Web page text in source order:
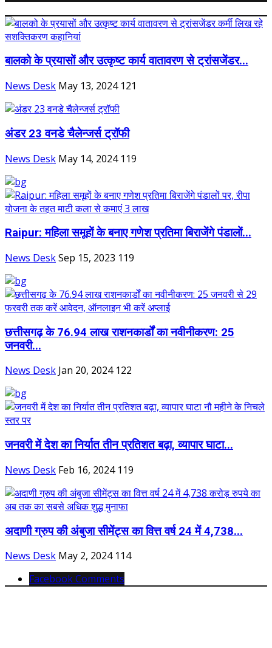
बालको के प्रयासों और उत्कृष्ट कार्य वातावरण से ट्रांसजेंडर...
News Desk May 13, 2024 121
अंडर 23 वनडे चैलेन्जर्स ट्रॉफी
News Desk May 14, 2024 119
Raipur: महिला समूहों के बनाए गणेश प्रतिमा बिराजेंगे पंडालों...
News DeskSep 15, 2023 119
छत्तीसगढ़ के 76.94 लाख राशनकार्डों का नवीनीकरण: 25
जनवरी...
News Desk Jan 20, 2024 122
जनवरी में देश का निर्यात तीन प्रतिशत बढ़ा, व्यापार घाटा...
News Desk Feb 16, 2024 119
अदाणी ग्रुप की अंबुजा सीमेंट्स का वित्त वर्ष 24 में 4,738...
News Desk May 2, 2024 114
Facebook Comments